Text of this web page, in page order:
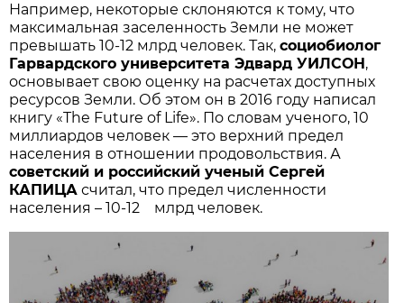
Например, некоторые склоняются к тому, что
максимальная заселенность Земли не может
превышать 10-12 млрд человек. Так,социобиолог
Гарвардского университета Эдвард УИЛСОН ,
основывает свою оценку на расчетах доступных
ресурсов Земли. Об этом он в 2016 году написал
книгу «The Future of Life». По словам ученого, 10
миллиардов человек — это верхний предел
населения в отношении продовольствия. А
советский и российский ученый Сергей
КАПИЦА считал, что предел численности
населения – 10-12 млрд человек.